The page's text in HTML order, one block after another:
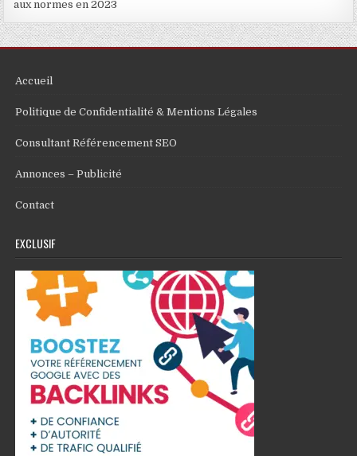
aux normes en 2023
Accueil
Politique de Confidentialité & Mentions Légales
Consultant Référencement SEO
Annonces – Publicité
Contact
EXCLUSIF